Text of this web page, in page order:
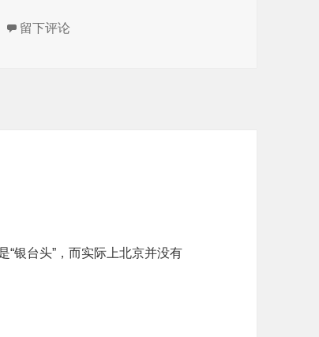
于庆寿寺双塔老照片
留下评论
“银台头”，而实际上北京并没有